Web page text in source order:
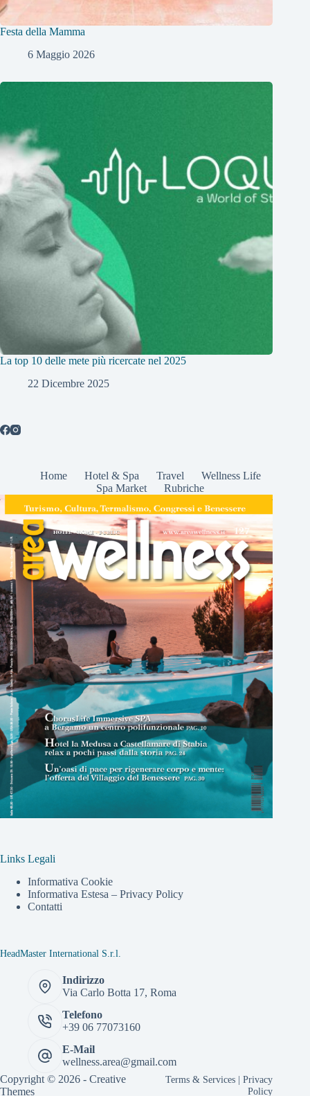
Festa della Mamma
6 Maggio 2026
La top 10 delle mete più ricercate nel 2025
22 Dicembre 2025
Home Hotel & Spa Travel
Wellness Life
Spa Market
Rubriche
Links Legali
Informativa Cookie
Informativa Estesa – Privacy Policy
Contatti
HeadMaster International S.r.l.
Indirizzo
Via Carlo Botta 17, Roma
Telefono
+39 06 77073160
E-Mail
wellness.area@gmail.com
Copyright © 2026 - Creative
Themes
Terms & Services |Privacy
Policy